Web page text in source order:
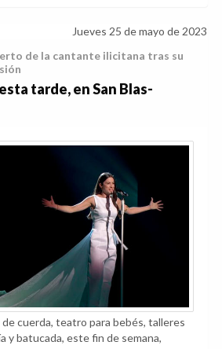
Jueves 25 de mayo de 2023
de la cantante ilicitana tras su
tarde, en San Blas-
cuerda, teatro para bebés, talleres
y batucada, este fin de semana,